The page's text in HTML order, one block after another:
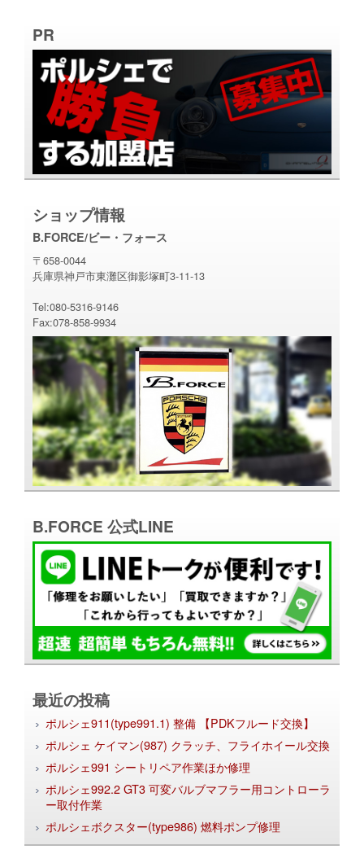
PR
ショップ情報
B.FORCE/ビー・フォース
〒658-0044
兵庫県神戸市東灘区御影塚町3-11-13
Tel:080-5316-9146
Fax:078-858-9934
B.FORCE 公式LINE
最近の投稿
ポルシェ911(type991.1) 整備 【PDKフルード交換】
ポルシェ ケイマン(987) クラッチ、フライホイール交換
ポルシェ991 シートリペア作業ほか修理
ポルシェ992.2 GT3 可変バルブマフラー用コントローラ
ー取付作業
ポルシェボクスター(type986) 燃料ポンプ修理